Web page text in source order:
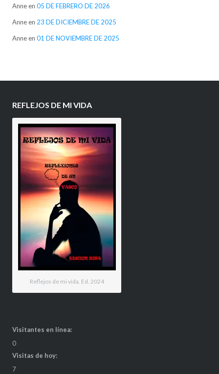
Anneen 05 DE FEBRERO DE 2026
Anneen 23 DE DICIEMBRE DE 2025
Anneen 01 DE NOVIEMBRE DE 2025
REFLEJOS DE MI VIDA
Reflejos de mi vida. Ed. 2024
Visitantes en línea:
0
Visitas de hoy:
7